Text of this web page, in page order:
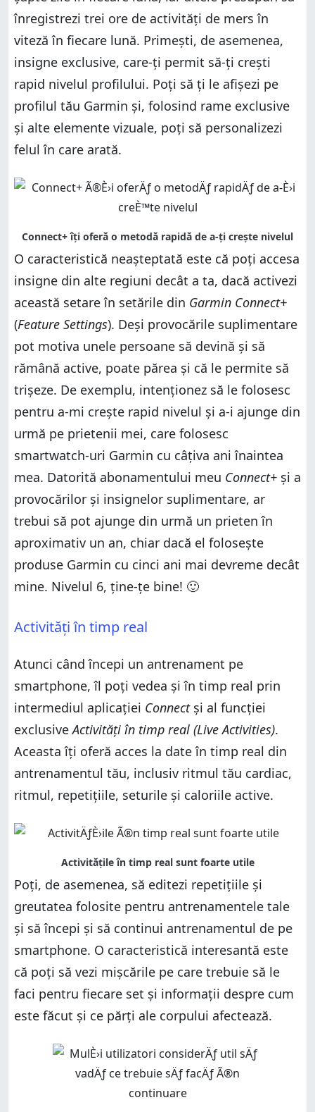
înregistrezi trei ore de activități de mers în
viteză în fiecare lună. Primești, de asemenea,
insigne exclusive, care-ți permit să-ți crești
rapid nivelul profilului. Poți să ți le afișezi pe
profilul tău Garmin și, folosind rame exclusive
și alte elemente vizuale, poți să personalizezi
felul în care arată.
O caracteristică neașteptată este că poți accesa
insigne din alte regiuni decât a ta, dacă activezi
această setare în setările din Garmin Connect+
(Feature Settings). Deși provocările suplimentare
pot motiva unele persoane să devină și să
rămână active, poate părea și că le permite să
trișeze. De exemplu, intenționez să le folosesc
pentru a-mi crește rapid nivelul și a-i ajunge din
urmă pe prietenii mei, care folosesc
smartwatch-uri Garmin cu câțiva ani înaintea
mea. Datorită abonamentului meu Connect+ și a
provocărilor și insignelor suplimentare, ar
trebui să pot ajunge din urmă un prieten în
aproximativ un an, chiar dacă el folosește
produse Garmin cu cinci ani mai devreme decât
mine. Nivelul 6, ține-țe bine! 🙂
Activități în timp real
Atunci când începi un antrenament pe
smartphone, îl poți vedea și în timp real prin
intermediul aplicației Connect și al funcției
exclusiveActivități în timp real (Live Activities).
Aceasta îți oferă acces la date în timp real din
antrenamentul tău, inclusiv ritmul tău cardiac,
ritmul, repetițiile, seturile și caloriile active.
Poți, de asemenea, să editezi repetițiile și
greutatea folosite pentru antrenamentele tale
și să începi și să continui antrenamentul de pe
smartphone. O caracteristică interesantă este
că poți să vezi mișcările pe care trebuie să le
faci pentru fiecare set și informații despre cum
este făcut și ce părți ale corpului afectează.